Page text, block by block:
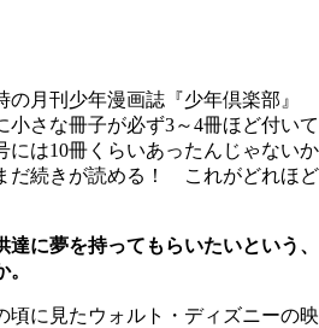
月刊少年漫画誌『少年倶楽部』
小さな冊子が必ず3～4冊ほど付いて
には10冊くらいあったんじゃないか
だ続きが読める！ これがどれほど
に夢を持ってもらいたいという、
に見たウォルト・ディズニーの映